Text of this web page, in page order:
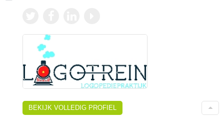
BEKIJK VOLLEDIG PROFIEL